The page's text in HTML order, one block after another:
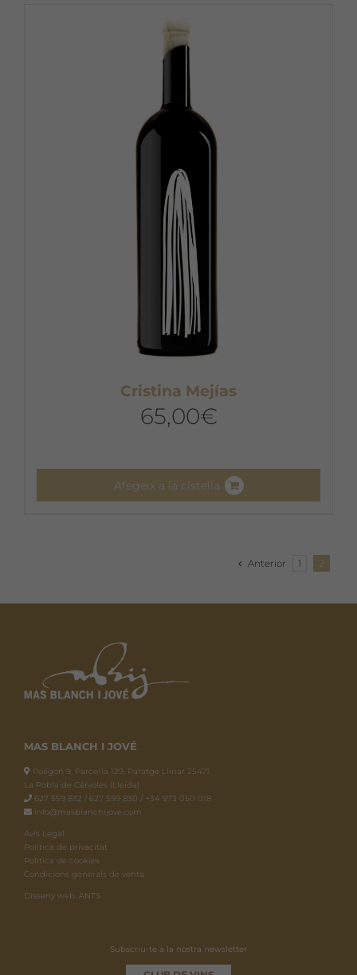
Cristina Mejías
65,00€
Afegeix a la cistella
Anterior 1 2
MAS BLANCH I JOVÉ
Polígon 9, Parcel·la 129, Paratge Llinar 25471.
La Pobla de Cérvoles (Lleida)
627 559 832 / 627 559 830 / +34 973 050 018
info@masblanchijove.com
Avís Legal
Política de privacitat
Política de cookies
Condicions generals de venta
Disseny web: ANTS
Subscriu-te a la nostra newsletter